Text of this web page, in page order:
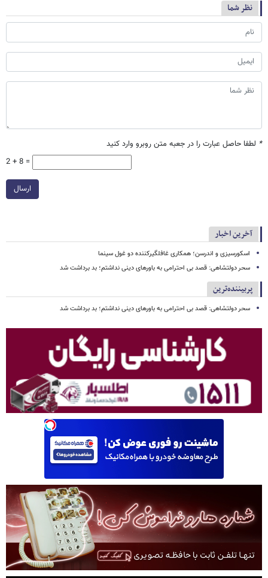
نظر شما
* لطفا حاصل عبارت را در جعبه متن روبرو وارد کنید
2 + 8 =
ارسال
آخرین اخبار
اسکورسیزی و اندرسن؛ همکاری غافلگیرکننده دو غول سینما
سحر دولتشاهی: قصد بی احترامی به باورهای دینی نداشتم؛ بد برداشت شد
پربیننده‌ترین
سحر دولتشاهی: قصد بی احترامی به باورهای دینی نداشتم؛ بد برداشت شد